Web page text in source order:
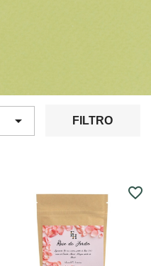
 FILTRO
favorite_border